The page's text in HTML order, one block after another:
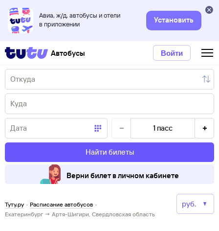
Авиа, ж/д, автобусы и отели
в приложении
Установить
Автобусы Войти
1 пасс
Найти билеты
Верни билет в личном кабинете
Туту.ру · Расписание автобусов ·
Екатеринбург → Артя-Шигири, Свердловская область